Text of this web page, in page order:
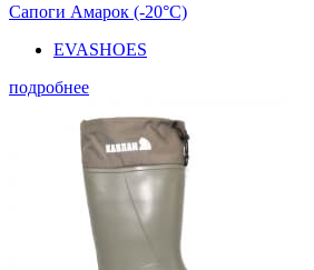
Сапоги Амарок (-20°С)
EVASHOES
подробнее